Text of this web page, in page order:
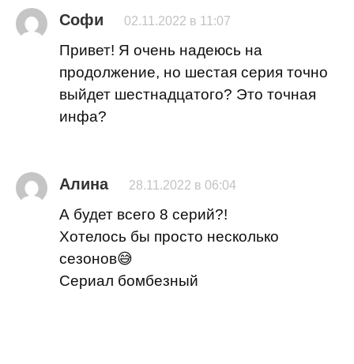
Софи 02.11.2022 в 11:07
Привет! Я очень надеюсь на
продолжение, но шестая серия точно
выйдет шестнадцатого? Это точная
инфа?
Алина 28.11.2022 в 06:04
А будет всего 8 серий?!
Хотелось бы просто несколько
сезонов😅
Сериал бомбезный